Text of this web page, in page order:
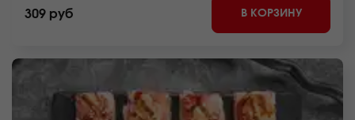
309 руб В КОРЗИНУ